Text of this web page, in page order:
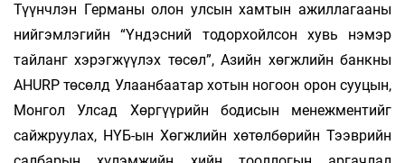
Түүнчлэн Германы олон улсын хамтын ажиллагааны
нийгэмлэгийн “Үндэсний тодорхойлсон хувь нэмэр
тайланг хэрэгжүүлэх төсөл”, Азийн хөгжлийн банкны
AHURP төсөлд Улаанбаатар хотын ногоон орон сууцын,
Монгол Улсад Хөргүүрийн бодисын менежментийг
сайжруулах, НҮБ-ын Хөгжлийн хөтөлбөрийн Тээврийн